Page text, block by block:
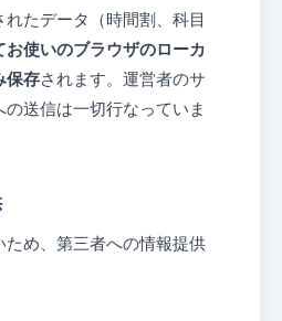
たデータ（時間割、科目
お使いのブラウザのローカ
保存されます。運営者のサ
送信は一切行なっていま
ため、第三者への情報提供